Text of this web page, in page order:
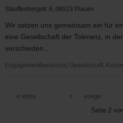
e.
Stauffenbergstr. 6, 08523 Plauen
Wir setzen uns gemeinsam ein für
eine Gesellschaft der Toleranz, in
verschieden...
Engagementbereich(e) Gesellschaft,
erste
vorige
Seite 2